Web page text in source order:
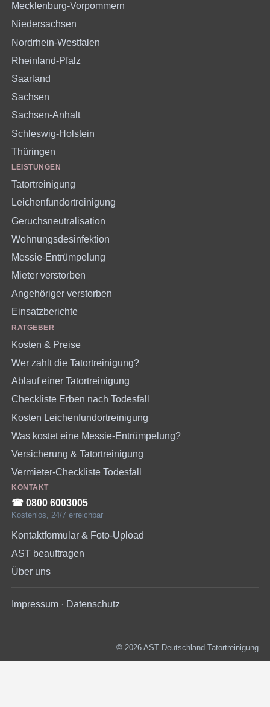
Mecklenburg-Vorpommern
Niedersachsen
Nordrhein-Westfalen
Rheinland-Pfalz
Saarland
Sachsen
Sachsen-Anhalt
Schleswig-Holstein
Thüringen
LEISTUNGEN
Tatortreinigung
Leichenfundortreinigung
Geruchsneutralisation
Wohnungsdesinfektion
Messie-Entrümpelung
Mieter verstorben
Angehöriger verstorben
Einsatzberichte
RATGEBER
Kosten & Preise
Wer zahlt die Tatortreinigung?
Ablauf einer Tatortreinigung
Checkliste Erben nach Todesfall
Kosten Leichenfundortreinigung
Was kostet eine Messie-Entrümpelung?
Versicherung & Tatortreinigung
Vermieter-Checkliste Todesfall
KONTAKT
☎︎ 0800 6003005
Kostenlos, 24/7 erreichbar
Kontaktformular & Foto-Upload
AST beauftragen
Über uns
Impressum · Datenschutz
© 2026 AST Deutschland Tatortreinigung